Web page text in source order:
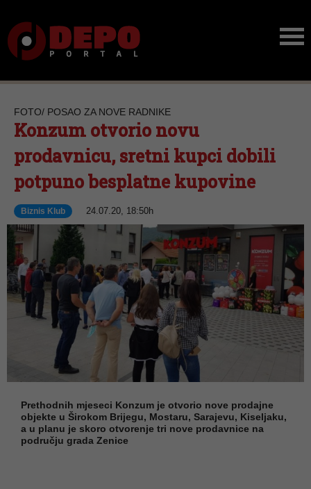
FOTO/ POSAO ZA NOVE RADNIKE
Konzum otvorio novu
prodavnicu, sretni kupci dobili
potpuno besplatne kupovine
Biznis Klub 24.07.20, 18:50h
Prethodnih mjeseci Konzum je otvorio nove prodajne
objekte u Širokom Brijegu, Mostaru, Sarajevu, Kiseljaku,
a u planu je skoro otvorenje tri nove prodavnice na
području grada Zenice